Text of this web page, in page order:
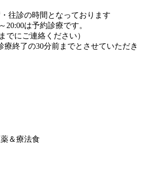
往診の時間となっております
20:00は予約診療です。
でにご連絡ください）
終了の30分前までとさせていただき
＆療法食